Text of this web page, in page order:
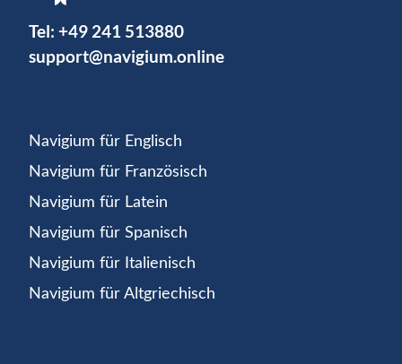
Tel: +49 241 513880
support@navigium.online
Navigium für Englisch
Navigium für Französisch
Navigium für Latein
Navigium für Spanisch
Navigium für Italienisch
Navigium für Altgriechisch